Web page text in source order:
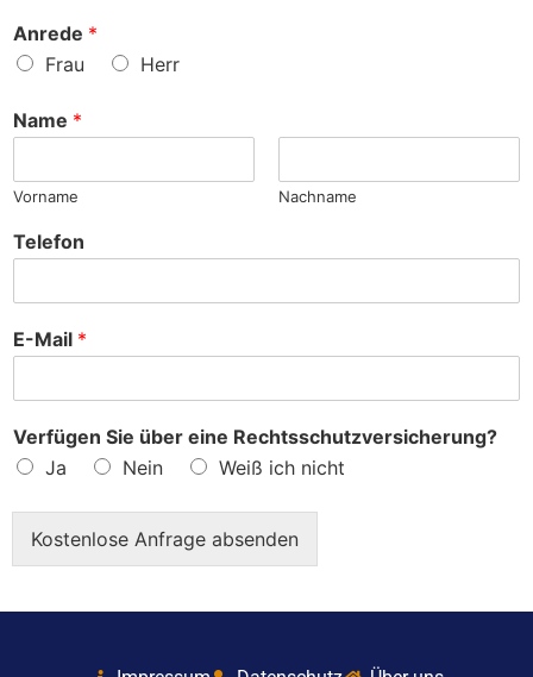
S
a
c
e
d
e
n
Anrede *
Frau
Herr
Name *
Vorname Nachname
Telefon
E-Mail *
Verfügen Sie über eine Rechtsschutzversicherung?
Ja
Nein Weiß ich nicht
Kostenlose Anfrage absenden